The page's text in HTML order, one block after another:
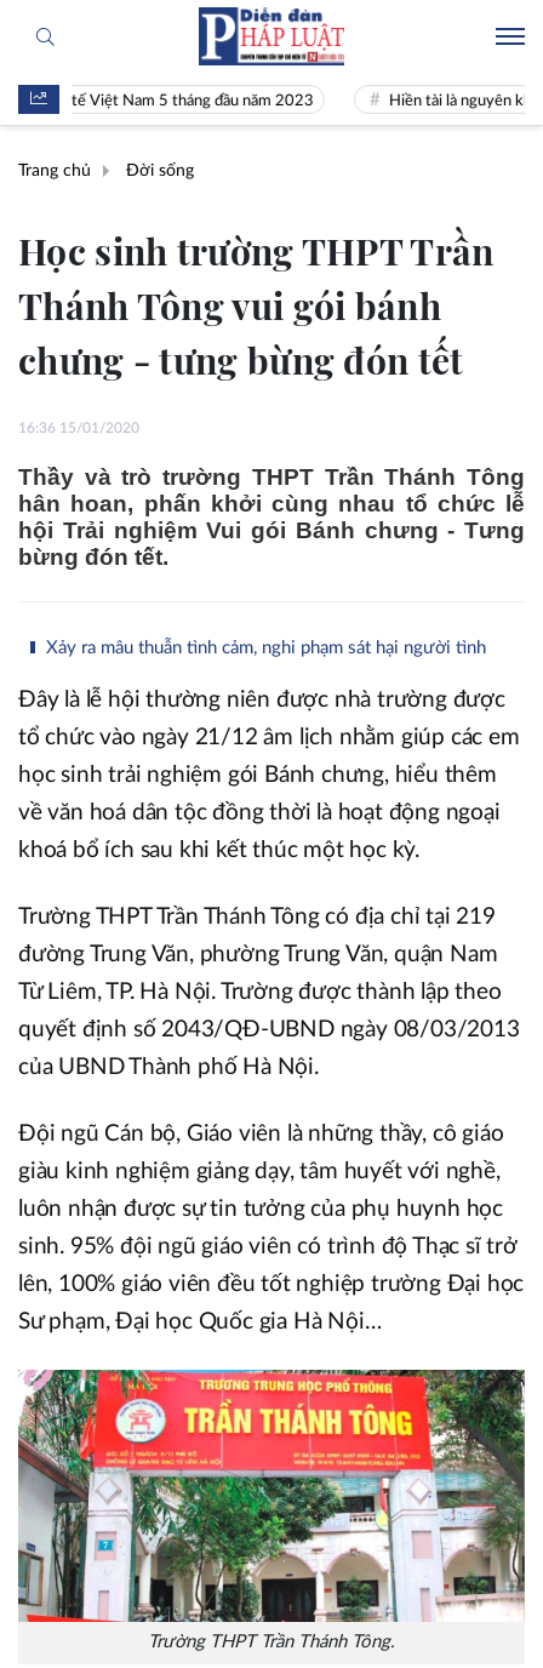
Việt Nam 5 tháng đầu năm 2023 Hiền tài là nguyên khí Quốc gia
Trang chủ Đời sống
Học sinh trường THPT Trần
Thánh Tông vui gói bánh
chưng - tưng bừng đón tết
16:36 15/01/2020
Thầy và trò trường THPT Trần Thánh Tông
hân hoan, phấn khởi cùng nhau tổ chức lễ
hội Trải nghiệm Vui gói Bánh chưng - Tưng
bừng đón tết.
Xảy ra mâu thuẫn tình cảm, nghi phạm sát hại người tình
Đây là lễ hội thường niên được nhà trường được
tổ chức vào ngày 21/12 âm lịch nhằm giúp các em
học sinh trải nghiệm gói Bánh chưng, hiểu thêm
về văn hoá dân tộc đồng thời là hoạt động ngoại
khoá bổ ích sau khi kết thúc một học kỳ.
Trường THPT Trần Thánh Tông có địa chỉ tại 219
đường Trung Văn, phường Trung Văn, quận Nam
Từ Liêm, TP. Hà Nội. Trường được thành lập theo
quyết định số 2043/QĐ-UBND ngày 08/03/2013
của UBND Thành phố Hà Nội.
Đội ngũ Cán bộ, Giáo viên là những thầy, cô giáo
giàu kinh nghiệm giảng dạy, tâm huyết với nghề,
luôn nhận được sự tin tưởng của phụ huynh học
sinh. 95% đội ngũ giáo viên có trình độ Thạc sĩ trở
lên, 100% giáo viên đều tốt nghiệp trường Đại học
Sư phạm, Đại học Quốc gia Hà Nội…
Trường THPT Trần Thánh Tông.